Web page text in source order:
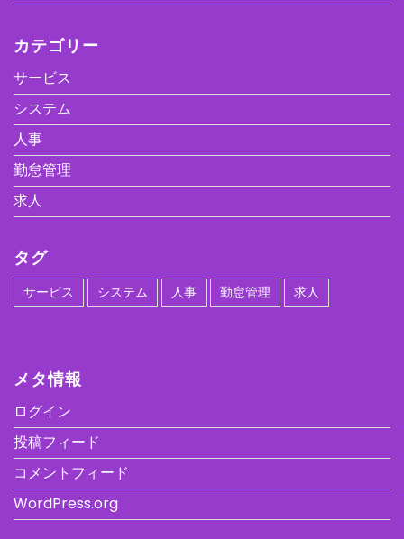
カテゴリー
サービス
システム
人事
勤怠管理
求人
タグ
サービス システム 人事 勤怠管理 求人
メタ情報
ログイン
投稿フィード
コメントフィード
WordPress.org